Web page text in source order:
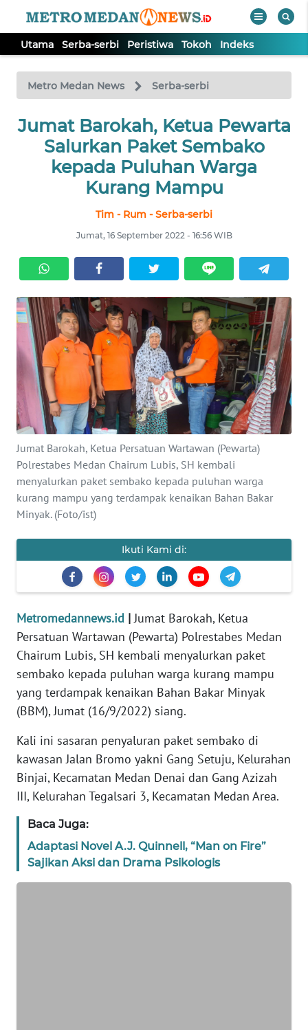
Utama Serba-serbi Peristiwa Tokoh Indeks
Metro Medan News Serba-serbi
Jumat Barokah, Ketua Pewarta
Salurkan Paket Sembako
kepada Puluhan Warga
Kurang Mampu
Tim - Rum - Serba-serbi
Jumat, 16 September 2022 - 16:56 WIB
Jumat Barokah, Ketua Persatuan Wartawan (Pewarta)
Polrestabes Medan Chairum Lubis, SH kembali
menyalurkan paket sembako kepada puluhan warga
kurang mampu yang terdampak kenaikan Bahan Bakar
Minyak. (Foto/ist)
Ikuti Kami di:
Metromedannews.id |Jumat Barokah, Ketua
Persatuan Wartawan (Pewarta) Polrestabes Medan
Chairum Lubis, SH kembali menyalurkan paket
sembako kepada puluhan warga kurang mampu
yang terdampak kenaikan Bahan Bakar Minyak
(BBM), Jumat (16/9/2022) siang.
Kali ini sasaran penyaluran paket sembako di
kawasan Jalan Bromo yakni Gang Setuju, Kelurahan
Binjai, Kecamatan Medan Denai dan Gang Azizah
III, Kelurahan Tegalsari 3, Kecamatan Medan Area.
Baca Juga:
Adaptasi Novel A.J. Quinnell, “Man on Fire”
Sajikan Aksi dan Drama Psikologis
TV
Tutup
UTAMA
SERBA-
TOKOH
INDEKS
BERITA
KONTAK
KAMI
INFO
IKLAN
KAMI
PEDOMAN
MEDIA
REDAKSI
KARIR
DISCLAIMER
Wahana
News
WN
SUMUT
JAKARTA
WN